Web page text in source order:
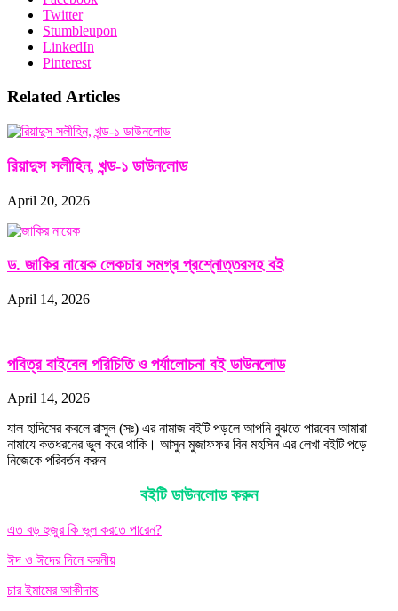
Twitter
Stumbleupon
LinkedIn
Pinterest
Related Articles
রিয়াদুস সলীহিন, খন্ড-১ ডাউনলোড
April 20, 2026
ড. জাকির নায়েক লেকচার সমগ্র প্রশ্নোত্তরসহ বই
April 14, 2026
পবিত্র বাইবেল পরিচিতি ও পর্যালোচনা বই ডাউনলোড
April 14, 2026
যাল হাদিসের কবলে রাসুল (সঃ) এর নামাজ বইটি পড়লে আপনি বুঝতে পারবেন আমারা
নামাযে কতধরনের ভুল করে থাকি। আসুন মুজাফফর বিন মহসিন এর লেখা বইটি পড়ে
নিজেকে পরিবর্তন করুন
বইটি ডাউনলোড করুন
এত বড় হুজুর কি ভুল করতে পারেন?
ঈদ ও ঈদের দিনে করনীয়
চার ইমামের আকীদাহ